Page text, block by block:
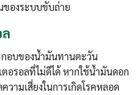
ของระบบขับถ่าย
อบของน้ำมันทานตะวัน
อรอลที่ไม่ดีได้ หากใช้น้ำมันดอก
ามเสี่ยงในการเกิดโรคหลอด